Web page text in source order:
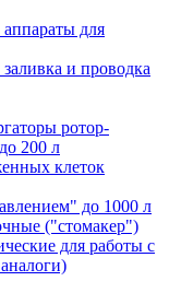
аппараты для
и проводка
ротор-
200 л
клеток
до 1000 л
("стомакер")
для работы с